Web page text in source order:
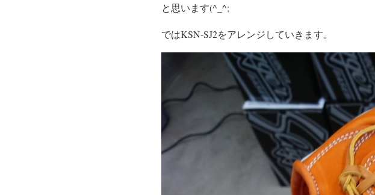
と思います(^_^;
ではKSN-SJ2をアレンジしていきます。